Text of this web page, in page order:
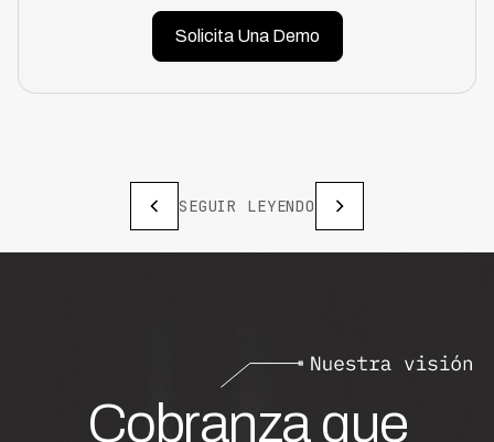
Solicita Una Demo
SEGUIR LEYENDO
Cobranza que